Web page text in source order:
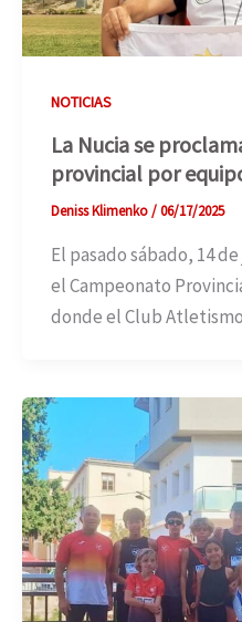
NOTICIAS
La Nucia se
provincial por
Deniss Klimenko/06/17/2025
El pasado sábado, 14
el Campeonato
donde el Club